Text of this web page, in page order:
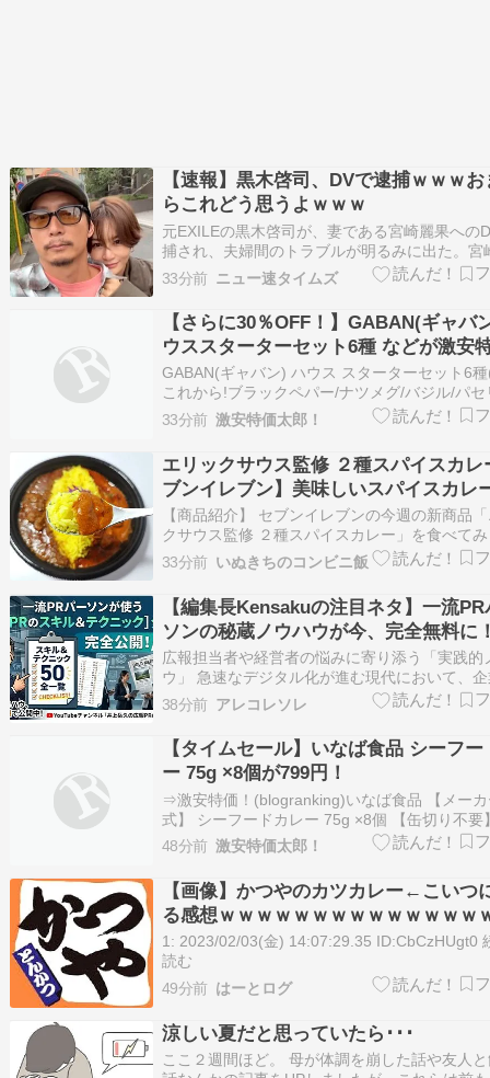
【速報】黒木啓司、DVで逮捕ｗｗｗお
らこれどう思うよｗｗｗ
元EXILEの黒木啓司が、妻である宮崎麗果への
捕され、夫婦間のトラブルが明るみに出た。宮
身打撲や頭部裂傷などの重傷を負い、家庭内暴
刻さが浮き彫りに。事件は司法手続き中で、彼
全が最優先されている。 《宮崎麗果へのDV発
沙汰の黒木啓司、“君も僕と同じ…
33分前 ニュー速タイムズ
【さらに30％OFF！】GABAN(ギャバ
ウススターターセット6種 などが激安
GABAN(ギャバン) ハウス スターターセット6
これから!ブラックペパー/ナツメグ/バジル/パセ
ン/ガラムマサラ)[ギフト・プレゼント・手土産
日・父の日・お歳暮・お中元・クリスマス・誕
【セット買い】【Amazon.co.jp 限定】1971円
33分前 激安特価太郎！
エリックサウス監修 ２種スパイスカレ
ブンイレブン】美味しいスパイスカレ
す!!
【商品紹介】 セブンイレブンの今週の新商品
クサウス監修 ２種スパイスカレー」を食べて
た。 南インドカレーの名店「エリックサウス
商品です。２種類の本格的なスパイスカレー（
チキンカレー・キーマカレー）が楽しめます。
（税込699.84円） 202…
33分前 いぬきちのコンビニ飯
【編集長Kensakuの注目ネタ】一流PR
ソンの秘蔵ノウハウが今、完全無料に
YouTubeで広報PRスキル全50選が公開
なたのビジネスを次のステージへ！
広報担当者や経営者の悩みに寄り添う「実践的
ウ」 急速なデジタル化が進む現代において、
ける広報PRの重要性は高まるばかりですよね
し、「プレスリリースを出しても取材につなが
い」「自社に合った戦略が分からない」といっ
を抱えている方も少なくないのではないでし…
38分前 アレコレソレ
【タイムセール】いなば食品 シーフー
ー 75g ×8個が799円！
⇒激安特価！(blogranking)いなば食品 【メー
式】 シーフードカレー 75g ×8個 【缶切り不要
温保管】【非常食】【備蓄】【ローリングスト
が激安特価！タイムセールにて激安特価 799円
市場で同じアイテムを探す●Yahoo!ショッピン
じア…
48分前 激安特価太郎！
【画像】かつやのカツカレー←こいつ
る感想ｗｗｗｗｗｗｗｗｗｗｗｗｗｗ
1: 2023/02/03(金) 14:07:29.35 ID:CbCzHUgt0
読む
49分前 はーとログ
涼しい夏だと思っていたら･･･
ここ２週間ほど。 母が体調を崩した話や友人